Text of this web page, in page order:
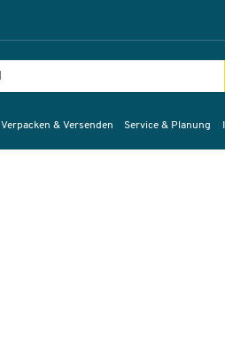
Verpacken & Versenden Service & Planung
Bilder